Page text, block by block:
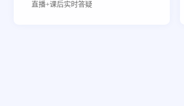
直播+课后实时答疑